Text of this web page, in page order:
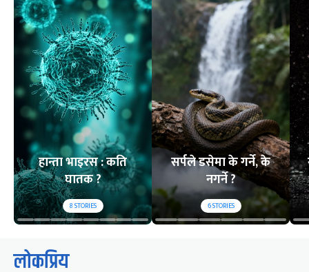
हान्ता भाइरस : कति
घातक ?
8STORIES
सर्पले डसेमा के गर्ने, के
नगर्ने ?
6STORIES
लोकप्रिय